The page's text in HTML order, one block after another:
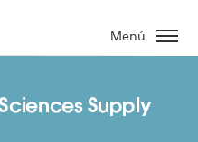
Menú
Supply